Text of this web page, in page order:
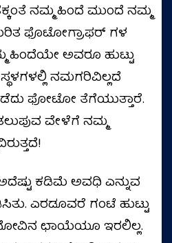
ನಮ್ಮ ಹಿಂದೆ ಮುಂದೆ ನಮ್ಮ
ಫೊಟೋಗ್ರಾಫರ್ ಗಳ
ಹಿಂದೆಯೇ ಅವರೂ ಹುಟ್ಟು
ನಮಗರಿವಿಲ್ಲದೆ
ಫೋಟೋ ತೆಗೆಯುತ್ತಾರೆ.
ವೇಳೆಗೆ ನಮ್ಮ
ಕಡಿಮೆ ಅವಧಿ ಎನ್ನುವ
ಎರಡೂವರೆ ಗಂಟೆ ಹುಟ್ಟು
ನೋವಿನ ಛಾಯೆಯೂ ಇರಲಿಲ್ಲ.